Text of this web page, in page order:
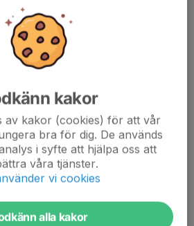
IF Fotboll?
på 070-671 91 61 eller
som vi kallar "1906 Klubben".
och företag att exponeras på
nere på Mjörnvallen. Det finns
på ”Publiksidan”. Namnklubben
kakor
av kakor (cookies) för att vår
bra för dig. De används
i syfte att hjälpa oss att
våra tjänster.
vi cookies
alla kakor